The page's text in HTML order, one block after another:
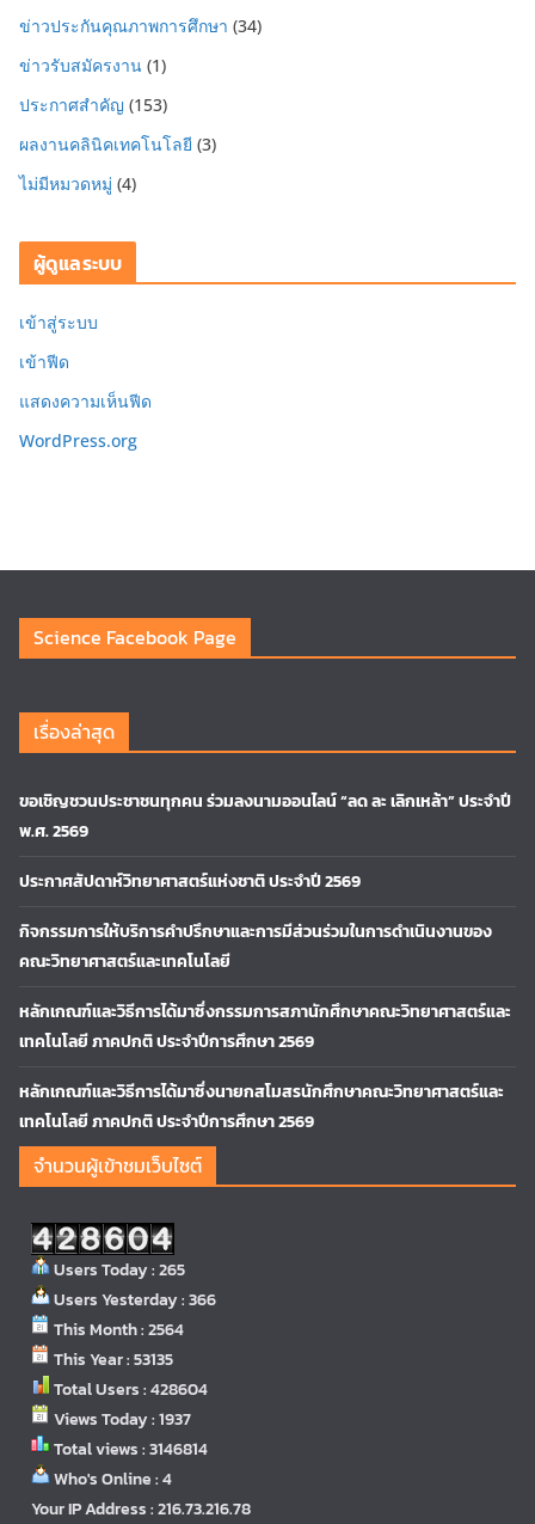
ข่าวประกันคุณภาพการศึกษา (34)
ข่าวรับสมัครงาน (1)
ประกาศสำคัญ (153)
ผลงานคลินิคเทคโนโลยี (3)
ไม่มีหมวดหมู่ (4)
ผู้ดูแลระบบ
เข้าสู่ระบบ
เข้าฟีด
แสดงความเห็นฟีด
WordPress.org
Science Facebook Page
เรื่องล่าสุด
ขอเชิญชวนประชาชนทุกคน ร่วมลงนามออนไลน์ “ลด ละ เลิกเหล้า” ประจำปี
พ.ศ. 2569
ประกาศสัปดาห์วิทยาศาสตร์แห่งชาติ ประจำปี 2569
กิจกรรมการให้บริการคำปรึกษาและการมีส่วนร่วมในการดำเนินงานของ
คณะวิทยาศาสตร์และเทคโนโลยี
หลักเกณฑ์และวิธีการได้มาซึ่งกรรมการสภานักศึกษาคณะวิทยาศาสตร์และ
เทคโนโลยี ภาคปกติ ประจำปีการศึกษา 2569
หลักเกณฑ์และวิธีการได้มาซึ่งนายกสโมสรนักศึกษาคณะวิทยาศาสตร์และ
เทคโนโลยี ภาคปกติ ประจำปีการศึกษา 2569
จำนวนผู้เข้าชมเว็บไซต์
Users Today : 265
Users Yesterday : 366
This Month : 2564
This Year : 53135
Total Users : 428604
Views Today : 1937
Total views : 3146814
Who's Online : 4
Your IP Address : 216.73.216.78